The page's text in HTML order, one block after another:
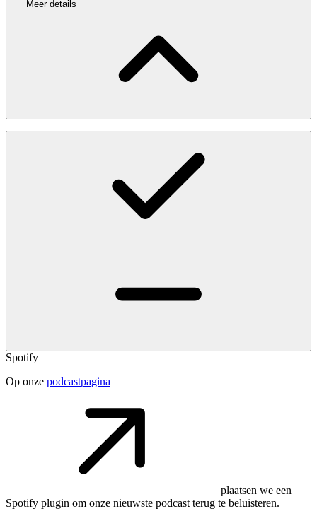
Meer details
Spotify
Op onze podcastpagina
plaatsen we een
Spotify plugin om onze nieuwste podcast terug te beluisteren.